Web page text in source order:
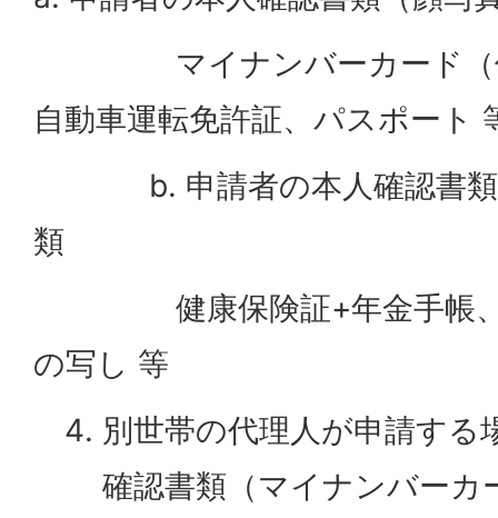
マイナンバーカード（個
自動車運転免許証、パスポート
b. 申請者の本人確認書類
類
健康保険証+年金手帳、
の写し 等
別世帯の代理人が申請する
確認書類（マイナンバーカ